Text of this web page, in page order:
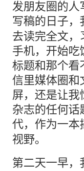
发朋友圈的人
写稿的日子，
去读完全文，
手机，开始吃
标题和那个看
信里媒体圈和
屏，还是让我
杂志的任何话
代，作为一本
视野。
第二天一早，